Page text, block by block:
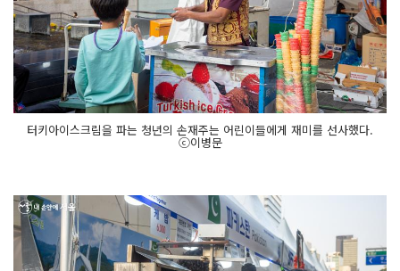
터키아이스크림을 파는 청년의 손재주는 어린이들에게 재미를 선사했다.
ⓒ이병문